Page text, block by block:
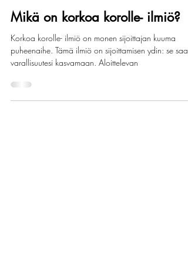
Rahataitoja
Mikä on korkoa korolle- ilmiö?
Korkoa korolle- ilmiö on monen sijoittajan kuuma
puheenaihe. Tämä ilmiö on sijoittamisen ydin: se saa